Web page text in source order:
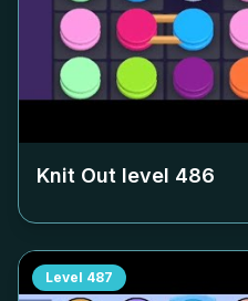
Knit Out level 486
Level 487